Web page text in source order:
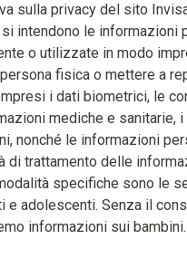
sulla privacy del sito
intendono le informazioni
o utilizzate in modo
fisica o mettere a
i dati biometrici, le
mediche e sanitarie, i
nonché le informazioni
di trattamento delle
specifiche sono le
adolescenti. Senza il
informazioni sui bambini.